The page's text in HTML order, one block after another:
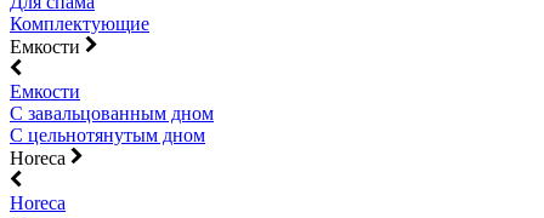
Комплектующие
Емкости
Емкости
С завальцованным дном
С цельнотянутым дном
Horeca
Horeca